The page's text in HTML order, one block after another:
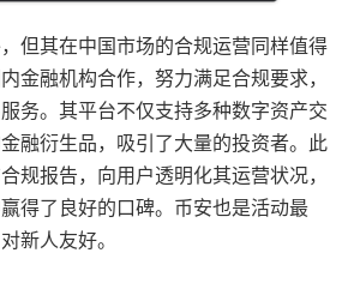
但其在中国市场的合规运营同样值得
金融机构合作，努力满足合规要求，
务。其平台不仅支持多种数字资产交
融衍生品，吸引了大量的投资者。此
规报告，向用户透明化其运营状况，
得了良好的口碑。币安也是活动最
新人友好。